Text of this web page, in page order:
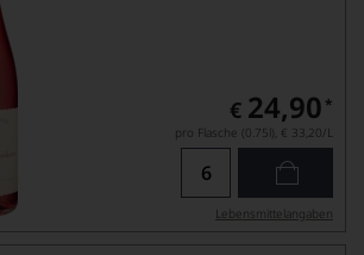
€ 24,90 *
pro Flasche (0.75l), € 33,20/L
Lebensmittel­angaben